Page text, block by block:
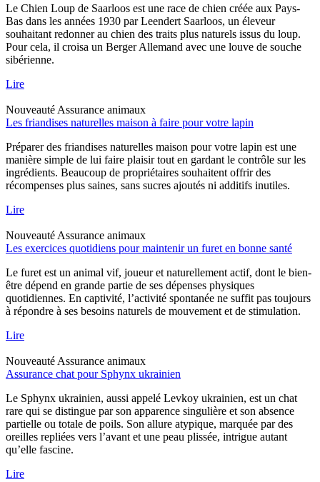
Le Chien Loup de Saarloos est une race de chien créée aux Pays-
Bas dans les années 1930 par Leendert Saarloos, un éleveur
souhaitant redonner au chien des traits plus naturels issus du loup.
Pour cela, il croisa un Berger Allemand avec une louve de souche
sibérienne.
Lire
Nouveauté Assurance animaux
Les friandises naturelles maison à faire pour votre lapin
Préparer des friandises naturelles maison pour votre lapin est une
manière simple de lui faire plaisir tout en gardant le contrôle sur les
ingrédients. Beaucoup de propriétaires souhaitent offrir des
récompenses plus saines, sans sucres ajoutés ni additifs inutiles.
Lire
Nouveauté Assurance animaux
Les exercices quotidiens pour maintenir un furet en bonne santé
Le furet est un animal vif, joueur et naturellement actif, dont le bien-
être dépend en grande partie de ses dépenses physiques
quotidiennes. En captivité, l’activité spontanée ne suffit pas toujours
à répondre à ses besoins naturels de mouvement et de stimulation.
Lire
Nouveauté Assurance animaux
Assurance chat pour Sphynx ukrainien
Le Sphynx ukrainien, aussi appelé Levkoy ukrainien, est un chat
rare qui se distingue par son apparence singulière et son absence
partielle ou totale de poils. Son allure atypique, marquée par des
oreilles repliées vers l’avant et une peau plissée, intrigue autant
qu’elle fascine.
Lire